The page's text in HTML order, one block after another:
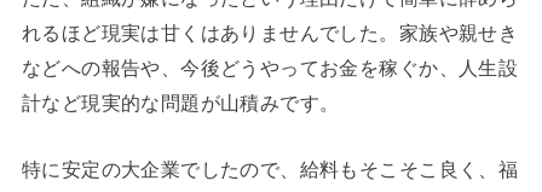
れるほど現実は甘くはありませんでした。家族や親せき
などへの報告や、今後どうやってお金を稼ぐか、人生設
計など現実的な問題が山積みです。
特に安定の大企業でしたので、給料もそこそこ良く、福